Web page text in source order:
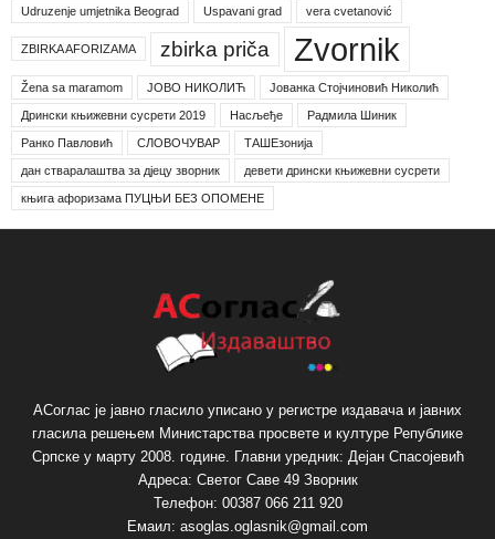
Udruzenje umjetnika Beograd Uspavani grad vera cvetanović
ZBIRKA AFORIZAMA zbirka priča Zvornik
Žena sa maramom ЈОВО НИКОЛИЋ Јованка Стојчиновић Николић
Дрински књижевни сусрети 2019 Насљеђе Радмила Шиник
Ранко Павловић СЛОВОЧУВАР ТАШЕзонија
дан стваралаштва за дјецу зворник девети дрински књижевни сусрети
књига афоризама ПУЦЊИ БЕЗ ОПОМЕНЕ
АСоглас је јавно гласило уписано у регистре издавача и јавних
гласила решењем Министарства просвете и културе Републике
Српске у марту 2008. године. Главни уредник: Дејан Спасојевић
Адреса: Светог Саве 49 Зворник
Телефон: 00387 066 211 920
Емаил: asoglas.oglasnik@gmail.com